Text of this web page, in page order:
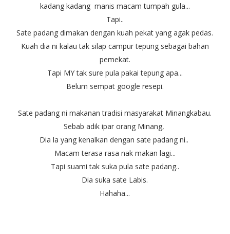
kadang kadang manis macam tumpah gula...
Tapi..
Sate padang dimakan dengan kuah pekat yang agak pedas.
Kuah dia ni kalau tak silap campur tepung sebagai bahan
pemekat.
Tapi MY tak sure pula pakai tepung apa...
Belum sempat google resepi.
Sate padang ni makanan tradisi masyarakat Minangkabau.
Sebab adik ipar orang Minang,
Dia la yang kenalkan dengan sate padang ni..
Macam terasa rasa nak makan lagi...
Tapi suami tak suka pula sate padang..
Dia suka sate Labis.
Hahaha...